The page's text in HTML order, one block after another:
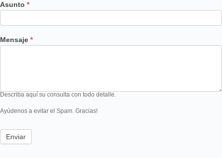
Asunto *
Mensaje *
Describa aquí su consulta con todo detalle.
Ayúdenos a evitar el Spam. Gracias!